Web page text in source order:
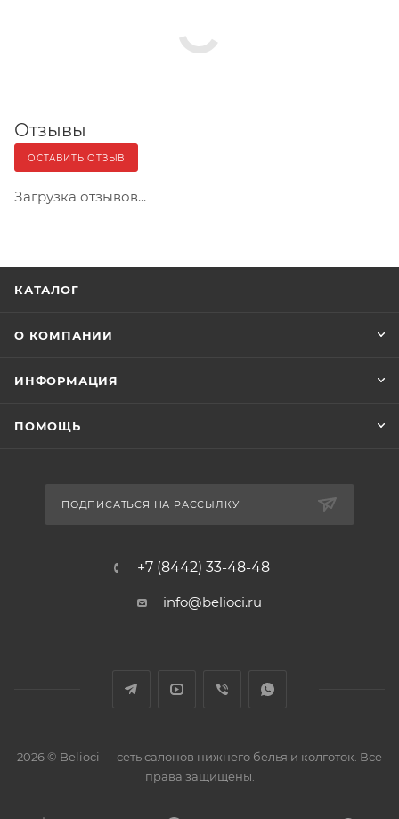
Отзывы
ОСТАВИТЬ ОТЗЫВ
Загрузка отзывов...
КАТАЛОГ
О КОМПАНИИ
ИНФОРМАЦИЯ
ПОМОЩЬ
ПОДПИСАТЬСЯ НА РАССЫЛКУ
+7 (8442) 33-48-48
info@belioci.ru
2026 © Belioci — сеть салонов нижнего белья и колготок. Все
права защищены.